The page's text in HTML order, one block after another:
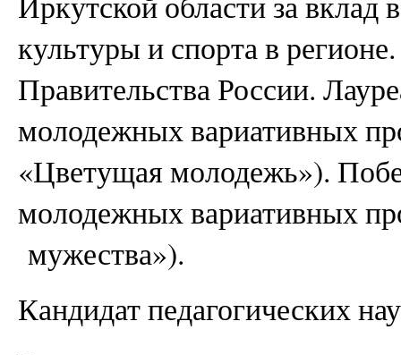
культуры и спорта в
Правительства России.
молодежных вариативных
«Цветущая молодежь»).
молодежных вариативных
мужества»).
Кандидат педагогических